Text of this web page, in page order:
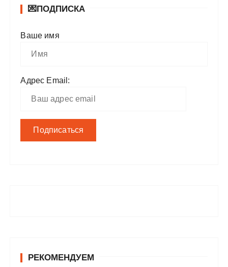
💌ПОДПИСКА
Ваше имя
Адрес Email:
РЕКОМЕНДУЕМ